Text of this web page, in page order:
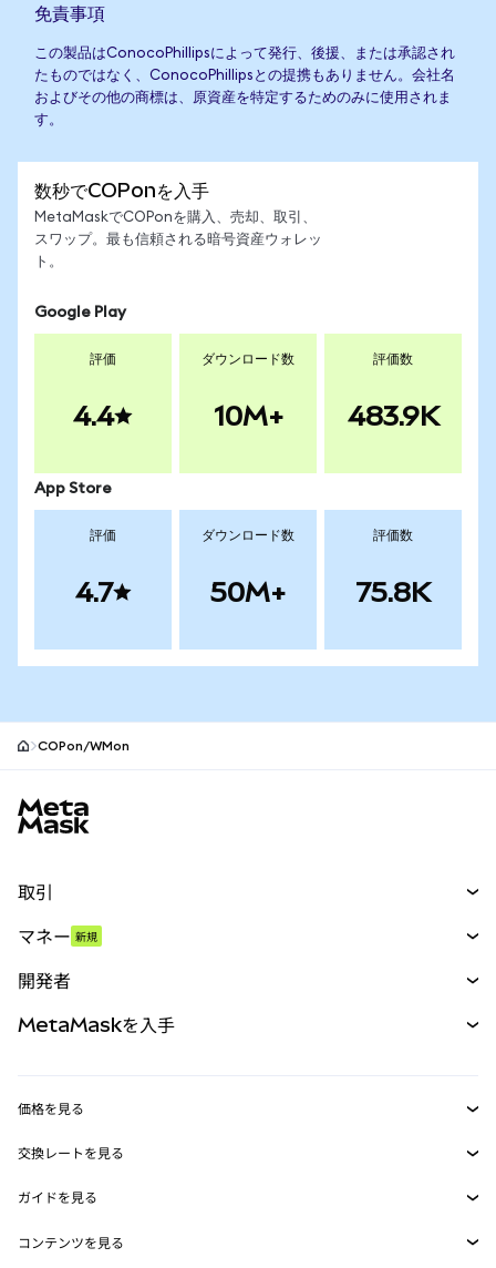
免責事項
この製品はConocoPhillipsによって発行、後援、または承認され
たものではなく、ConocoPhillipsとの提携もありません。会社名
およびその他の商標は、原資産を特定するためのみに使用されま
す。
数秒でCOPonを入手
MetaMaskでCOPonを購入、売却、取引、
スワップ。最も信頼される暗号資産ウォレッ
ト。
Google Play
評価
4.4
ダウンロード数
10M+
評価数
483.9K
App Store
評価
4.7
ダウンロード数
50M+
評価数
75.8K
COPon/WMon
取引
パーペチュアル
RWA
マネー 新規
開発者
MetaMask Connect
Snaps
Web3サービス
MetaMaskを入手
セキュリティ
サポート
価格を見る
イーサリアムの価格
Solanaの価格
交換レートを見る
ETH→USD
USDT→INR
ガイドを見る
ETHの購入
コンテンツを見る